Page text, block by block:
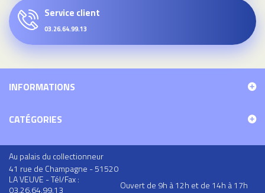
Service client
03.26.64.99.13
INFORMATIONS
CATÉGORIES
Au palais du collectionneur
41 rue de Champagne - 51520
LA VEUVE - Tél/Fax :
03.26.64.99.13
Ouvert de 9h à 12h et de 14h à 17h